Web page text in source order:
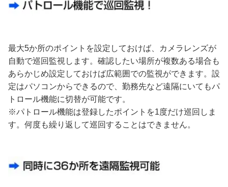
最大5か所のポイントを設定しておけば、カメラレンズが
自動で巡回監視します。確認したい場所が複数ある場合も
あらかじめ設定しておけば広範囲での監視ができます。設
定はパソコンからできるので、勤務先など遠隔にいてもパ
トロール機能に切替が可能です。
※パトロール機能は登録したポイントを1度だけ巡回しま
す。何度も繰り返して巡回することはできません。